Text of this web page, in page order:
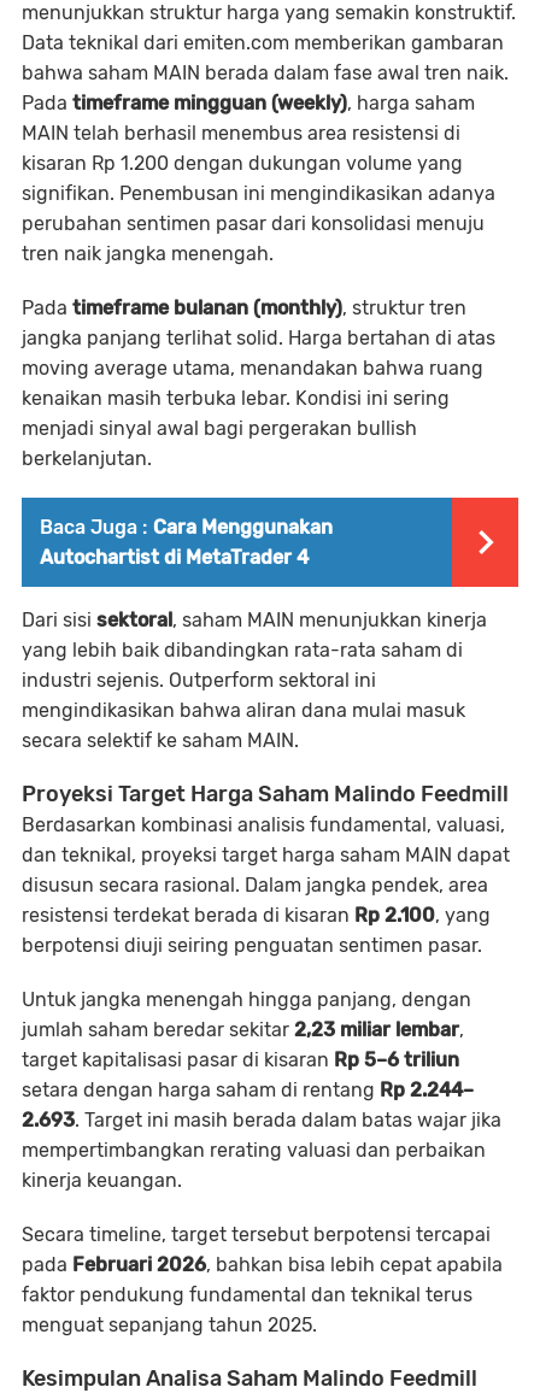
menunjukkan struktur harga yang semakin konstruktif.
Data teknikal dari emiten.com memberikan gambaran
bahwa saham MAIN berada dalam fase awal tren naik.
Pada timeframe mingguan (weekly), harga saham
MAIN telah berhasil menembus area resistensi di
kisaran Rp 1.200 dengan dukungan volume yang
signifikan. Penembusan ini mengindikasikan adanya
perubahan sentimen pasar dari konsolidasi menuju
tren naik jangka menengah.
Pada timeframe bulanan (monthly), struktur tren
jangka panjang terlihat solid. Harga bertahan di atas
moving average utama, menandakan bahwa ruang
kenaikan masih terbuka lebar. Kondisi ini sering
menjadi sinyal awal bagi pergerakan bullish
berkelanjutan.
Baca Juga : Cara Menggunakan
Autochartist di MetaTrader 4
Dari sisi sektoral, saham MAIN menunjukkan kinerja
yang lebih baik dibandingkan rata-rata saham di
industri sejenis. Outperform sektoral ini
mengindikasikan bahwa aliran dana mulai masuk
secara selektif ke saham MAIN.
Proyeksi Target Harga Saham Malindo Feedmill
Berdasarkan kombinasi analisis fundamental, valuasi,
dan teknikal, proyeksi target harga saham MAIN dapat
disusun secara rasional. Dalam jangka pendek, area
resistensi terdekat berada di kisaran Rp 2.100, yang
berpotensi diuji seiring penguatan sentimen pasar.
Untuk jangka menengah hingga panjang, dengan
jumlah saham beredar sekitar 2,23 miliar lembar,
target kapitalisasi pasar di kisaran Rp 5–6 triliun
setara dengan harga saham di rentang Rp 2.244–
2.693. Target ini masih berada dalam batas wajar jika
mempertimbangkan rerating valuasi dan perbaikan
kinerja keuangan.
Secara timeline, target tersebut berpotensi tercapai
pada Februari 2026, bahkan bisa lebih cepat apabila
faktor pendukung fundamental dan teknikal terus
menguat sepanjang tahun 2025.
Kesimpulan Analisa Saham Malindo Feedmill